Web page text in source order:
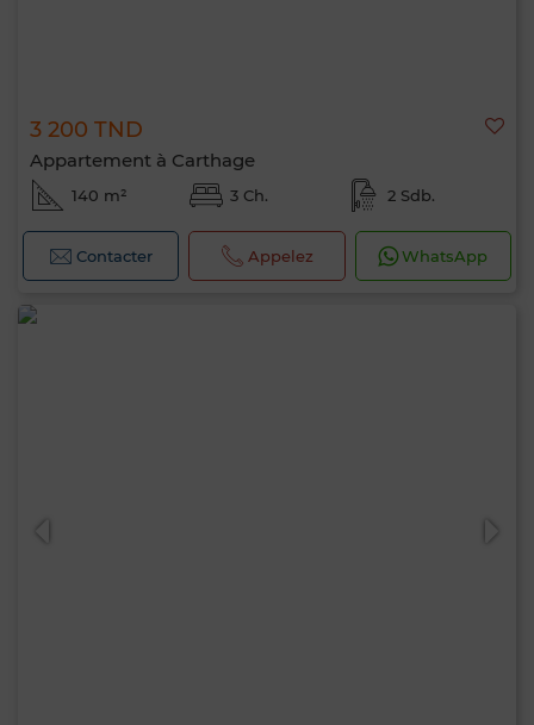
3 200 TND
Appartement à Carthage
140 m² 3 Ch. 2 Sdb.
Contacter Appelez WhatsApp